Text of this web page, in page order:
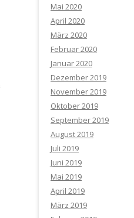
Mai 2020
April 2020
März 2020
Februar 2020
Januar 2020
Dezember 2019
November 2019
Oktober 2019
September 2019
August 2019
Juli 2019
Juni 2019
Mai 2019
April 2019
März 2019